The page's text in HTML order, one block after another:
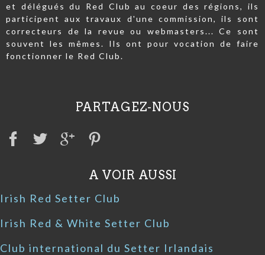
et délégués du Red Club au coeur des régions, ils
participent aux travaux d'une commission, ils sont
correcteurs de la revue ou webmasters... Ce sont
souvent les mêmes. Ils ont pour vocation de faire
fonctionner le Red Club.
PARTAGEZ-NOUS
A VOIR AUSSI
Irish Red Setter Club
Irish Red & White Setter Club
Club international du Setter Irlandais